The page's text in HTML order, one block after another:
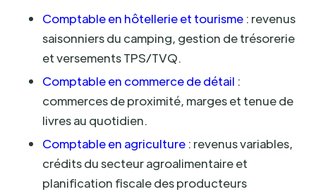
Comptable en hôtellerie et tourisme : revenus
saisonniers du camping, gestion de trésorerie
et versements TPS/TVQ.
Comptable en commerce de détail :
commerces de proximité, marges et tenue de
livres au quotidien.
Comptable en agriculture : revenus variables,
crédits du secteur agroalimentaire et
planification fiscale des producteurs